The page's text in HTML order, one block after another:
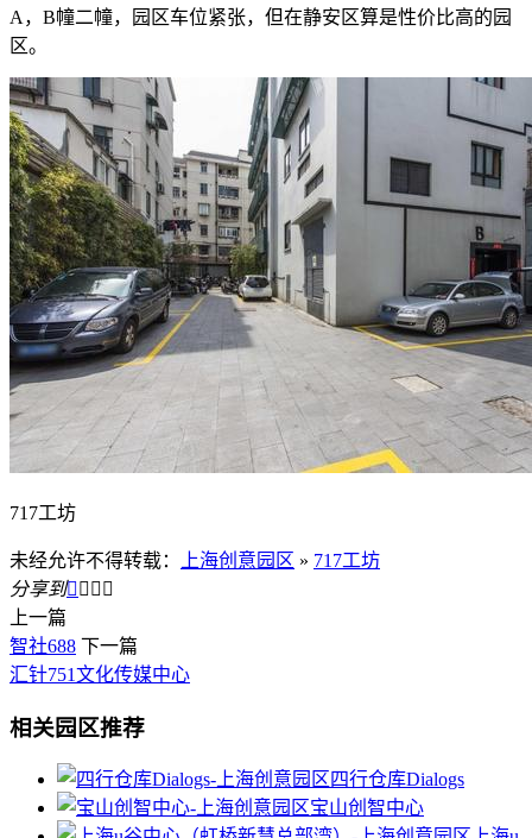
A，B幢二幢，园区车位紧张，但在静安区算是性价比高的园
区。
717工坊
未经允许不得转载： 上海创意园区 » 717工坊
分享到   
上一篇
智社688 下一篇
汇针751文化传媒中心
相关园区推荐
四行仓库Dialogs
宝山创智中心